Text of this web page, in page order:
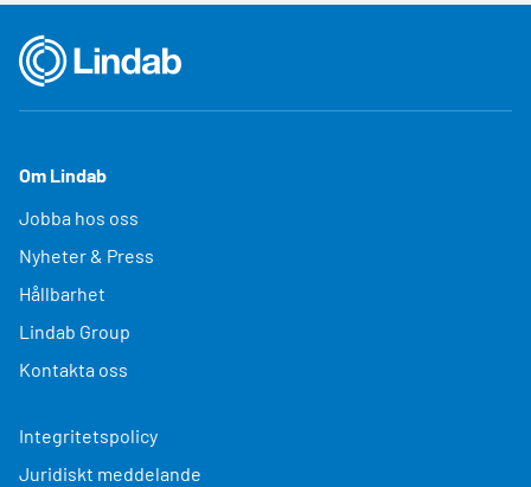
Om Lindab
Jobba hos oss
Nyheter & Press
Hållbarhet
Lindab Group
Kontakta oss
Integritetspolicy
Juridiskt meddelande